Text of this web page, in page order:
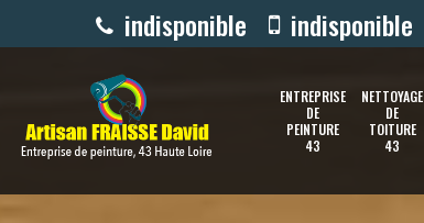
indisponible indisponible
ENTREPRISE
DE
PEINTURE
43
NETTOYAGE
DE
TOITURE
43